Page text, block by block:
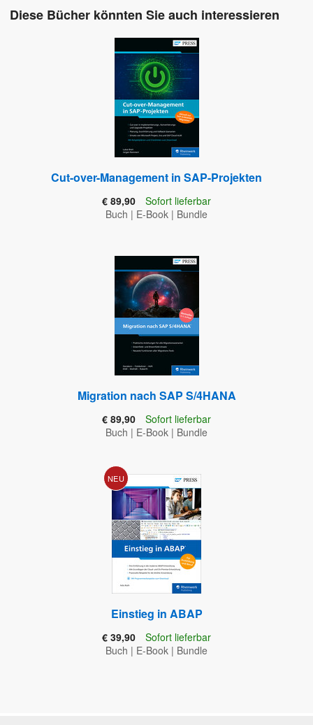
Diese Bücher könnten Sie auch interessieren
Cut-over-Management in SAP-Projekten
€ 89,90
Sofort lieferbar
Buch | E-Book | Bundle
Migration nach SAP S/4HANA
€ 89,90
Sofort lieferbar
Buch | E-Book | Bundle
NEU
Einstieg in ABAP
€ 39,90
Sofort lieferbar
Buch | E-Book | Bundle